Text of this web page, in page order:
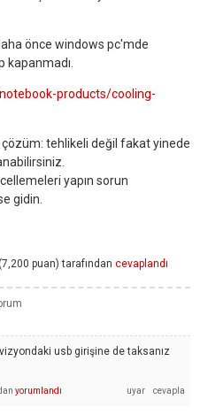
önce windows pc'mde
kapanmadı.
products/cooling-
çözüm: tehlikeli değil fakat yinede
yapın sorun
gidin.
(7,200 puan) tarafından cevaplandı
usb girişine de taksanız
yorumlandı